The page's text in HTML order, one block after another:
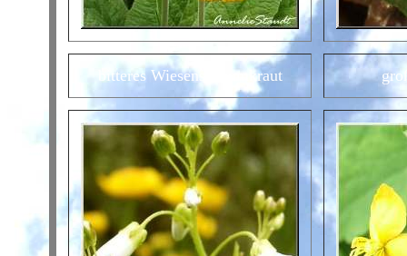
bitteres Wiesenschaumkraut